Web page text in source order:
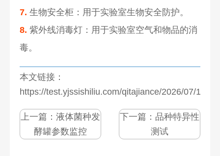
7. 生物安全柜：用于实验室生物安全防护。
8. 紫外线消毒灯：用于实验室空气和物品的消
毒。
本文链接：
https://test.yjssishiliu.com/qitajiance/2026/07/
上一篇： 液体菌种发
酵罐参数监控
下一篇： 品种特异性
测试